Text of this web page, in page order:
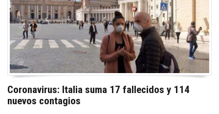
Coronavirus: Italia suma 17 fallecidos y 114
nuevos contagios